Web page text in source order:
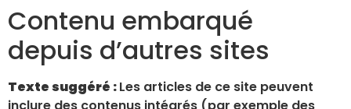
Contenu embarqué
depuis d’autres sites
Texte suggéré :Les articles de ce site peuvent